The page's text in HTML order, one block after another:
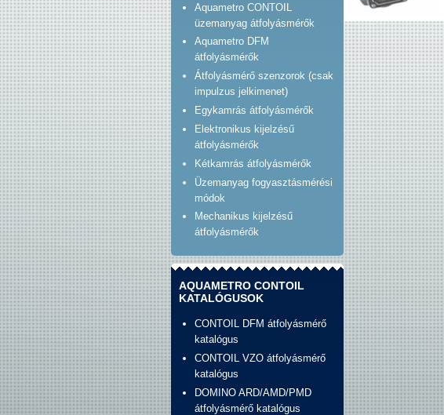
Banner_unirad_piusi.jpg
Aquametro CONTOIL
üzemanyag átfolyásmérők
Aquametro DFM
átfolyásmérők
Átfolyásmérő szenzorok (csak
impulzus jelkimenet)
Egykamrás átfolyásmérők
Elektronikus kijelzésű
átfolyásmérők
Kétkamrás átfolyásmérők
Üzemanyag fogyasztásmérési
módok
Mechanikus kijelzésű
átfolyásmérők
AQUAMETRO CONTOIL
KATALÓGUSOK
CONTOIL DFM átfolyásmérő
katalógus
CONTOIL VZO átfolyásmérő
katalógus
DOMINO ARD/AMD/PMD
átfolyásmérő katalógus